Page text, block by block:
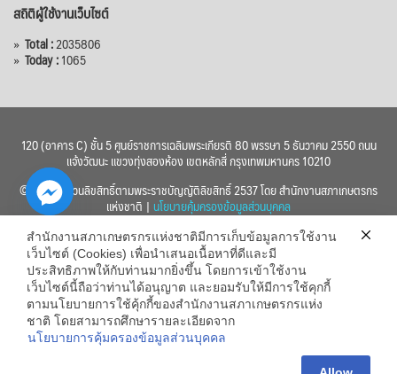
สถิติผู้ใช้งานเว็บไซต์
» Total :2035806
» Today :1065
120 (อาคาร C) ชั้น 5 ศูนย์ราชการเฉลิมพระเกียรติ 80 พรรษา 5 ธันวาคม 2550 ถนน
แจ้งวัฒนะ แขวงทุ่งสองห้อง เขตหลักสี่ กรุงเทพมหานคร 10210
© 2560 สงวนลิขสิทธิ์ตามพระราชบัญญัติลิขสิทธิ์ 2537 โดย สำนักงานสภาเกษตรกร
แห่งชาติ | นโยบายคุ้มครองข้อมูลส่วนบุคคล
สำนักงานสภาเกษตรกรแห่งชาติมีการเก็บข้อมูลการใช้งาน
เว็บไซต์ (Cookies) เพื่อนำเสนอเนื้อหาที่ดีและมี
ประสิทธิภาพให้กับท่านมากยิ่งขึ้น โดยการเข้าใช้งาน
เว็บไซต์นี้ถือว่าท่านได้อนุญาต และยอมรับให้มีการใช้คุกกี้
ตามนโยบายการใช้คุ้กกี้ของสำนักงานสภาเกษตรกรแห่ง
ชาติ โดยสามารถศึกษารายละเอียดจาก
นโยบายการคุ้มครองข้อมูลส่วนบุคคล
Hide
chaty